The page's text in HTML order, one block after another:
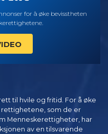
for å øke bevisstheten
til hvile og fritid. For å øke
som de er
Menneskerettigheter, har
av en tilsvarende